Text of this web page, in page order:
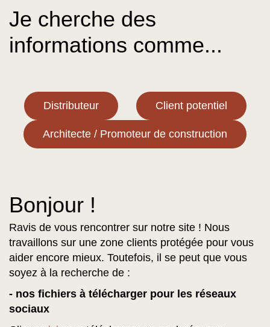
Je cherche des
informations comme...
Distributeur Client potentiel
Architecte / Promoteur de construction
Bonjour !
Ravis de vous rencontrer sur notre site ! Nous
travaillons sur une zone clients protégée pour vous
aider encore mieux. Toutefois, il se peut que vous
soyez à la recherche de :
- nos fichiers à télécharger pour les réseaux
sociaux